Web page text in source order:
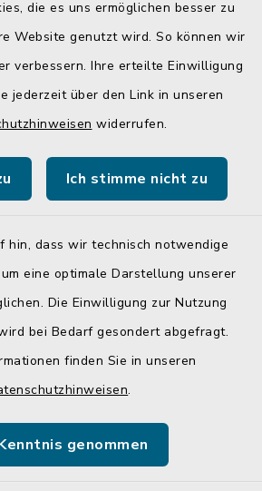
die es uns ermöglichen besser zu
Website genutzt wird. So können wir
verbessern. Ihre erteilte Einwilligung
jederzeit über den Link in unseren
widerrufen.
Ich stimme nicht zu
hin, dass wir technisch notwendige
eine optimale Darstellung unserer
Die Einwilligung zur Nutzung
bei Bedarf gesondert abgefragt.
finden Sie in unseren
.
genommen
a. Inn